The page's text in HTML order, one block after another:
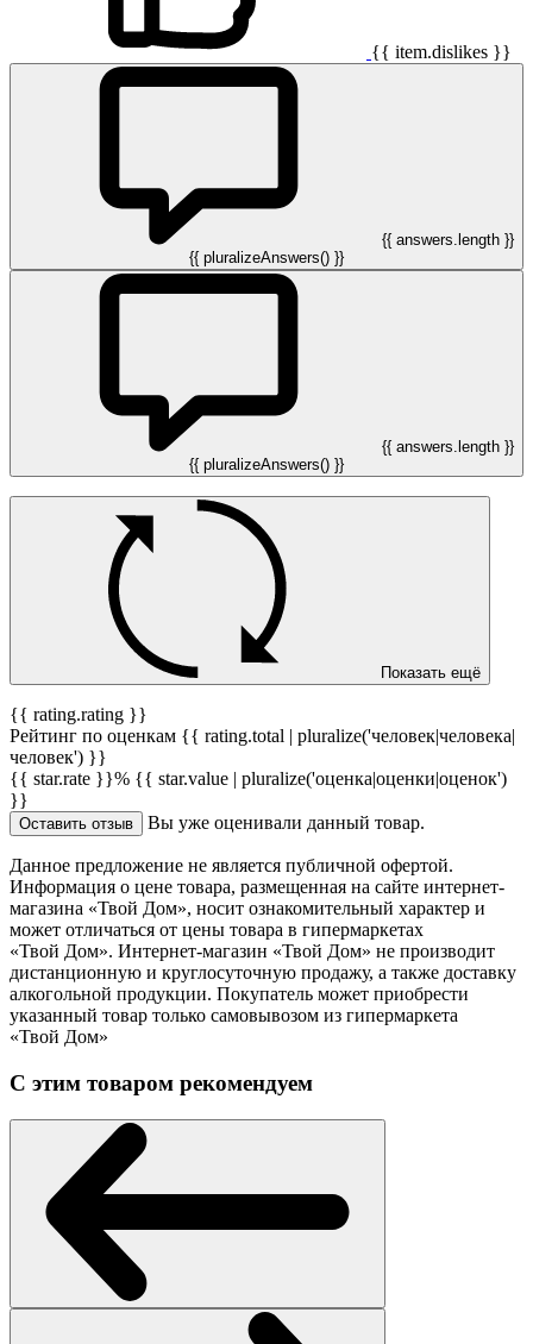
{{ item.dislikes }}
{{ answers.length }}
{{ pluralizeAnswers() }}
{{ answers.length }}
{{ pluralizeAnswers() }}
Показать ещё
{{ rating.rating }}
Рейтинг по оценкам {{ rating.total | pluralize('человек|человека|
человек') }}
{{ star.rate }}% {{ star.value | pluralize('оценка|оценки|оценок')
}}
Оставить отзыв Вы уже оценивали данный товар.
Данное предложение не является публичной офертой.
Информация о цене товара, размещенная на сайте интернет-
магазина «Твой Дом», носит ознакомительный характер и
может отличаться от цены товара в гипермаркетах
«Твой Дом». Интернет-магазин «Твой Дом» не производит
дистанционную и круглосуточную продажу, а также доставку
алкогольной продукции. Покупатель может приобрести
указанный товар только самовывозом из гипермаркета
«Твой Дом»
С этим товаром рекомендуем